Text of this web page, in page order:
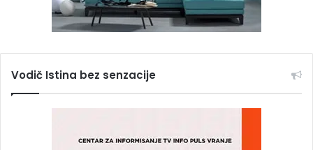
Vodič Istina bez senzacije